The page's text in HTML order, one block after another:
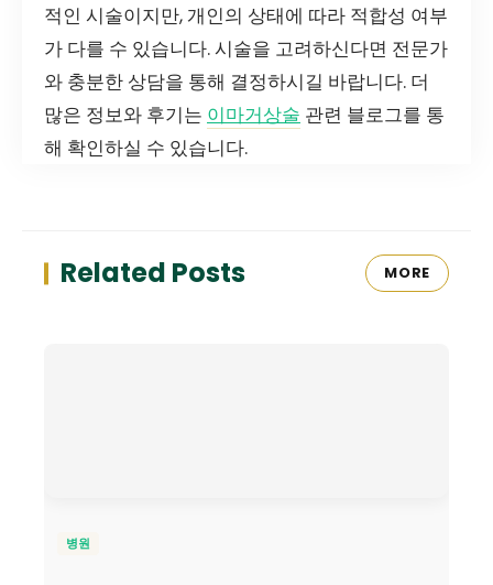
적인 시술이지만, 개인의 상태에 따라 적합성 여부
가 다를 수 있습니다. 시술을 고려하신다면 전문가
와 충분한 상담을 통해 결정하시길 바랍니다. 더
많은 정보와 후기는 이마거상술 관련 블로그를 통
해 확인하실 수 있습니다.
Related Posts MORE
병원